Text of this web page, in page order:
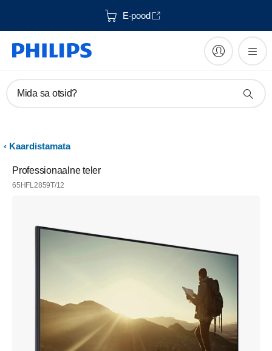
E-pood
Mida sa otsid?
Kaardistamata
Professionaalne teler
65HFL2859T/12